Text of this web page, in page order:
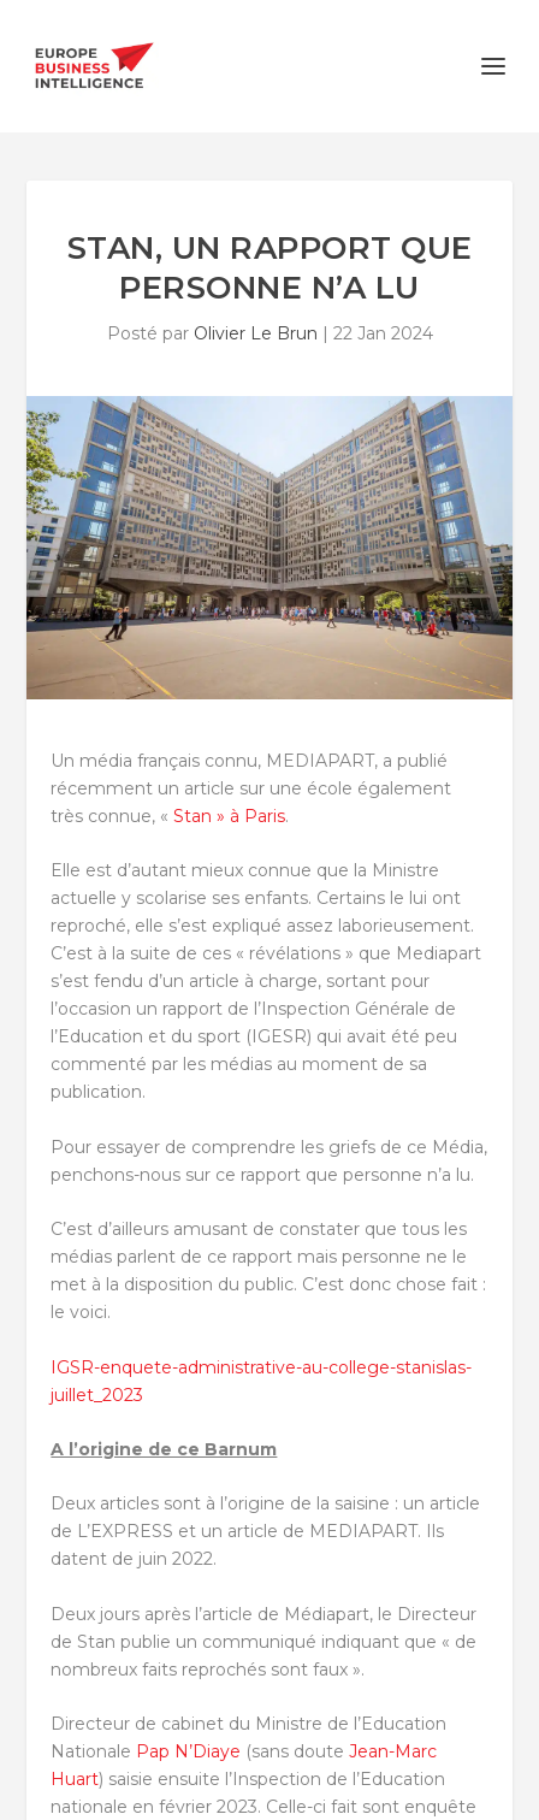
STAN, UN RAPPORT QUE
PERSONNE N’A LU
Posté par Olivier Le Brun | 22 Jan 2024
Un média français connu, MEDIAPART, a publié
récemment un article sur une école également
très connue, «Stan » à Paris.
Elle est d’autant mieux connue que la Ministre
actuelle y scolarise ses enfants. Certains le lui ont
reproché, elle s’est expliqué assez laborieusement.
C’est à la suite de ces « révélations » que Mediapart
s’est fendu d’un article à charge, sortant pour
l’occasion un rapport de l’Inspection Générale de
l’Education et du sport (IGESR) qui avait été peu
commenté par les médias au moment de sa
publication.
Pour essayer de comprendre les griefs de ce Média,
penchons-nous sur ce rapport que personne n’a lu.
C’est d’ailleurs amusant de constater que tous les
médias parlent de ce rapport mais personne ne le
met à la disposition du public. C’est donc chose fait :
le voici.
IGSR-enquete-administrative-au-college-stanislas-
juillet_2023
A l’origine de ce Barnum
Deux articles sont à l’origine de la saisine : un article
de L’EXPRESS et un article de MEDIAPART. Ils
datent de juin 2022.
Deux jours après l’article de Médiapart, le Directeur
de Stan publie un communiqué indiquant que « de
nombreux faits reprochés sont faux ».
Directeur de cabinet du Ministre de l’Education
Nationale Pap N’Diaye (sans douteJean-Marc
Huart) saisie ensuite l’Inspection de l’Education
nationale en février 2023. Celle-ci fait sont enquête